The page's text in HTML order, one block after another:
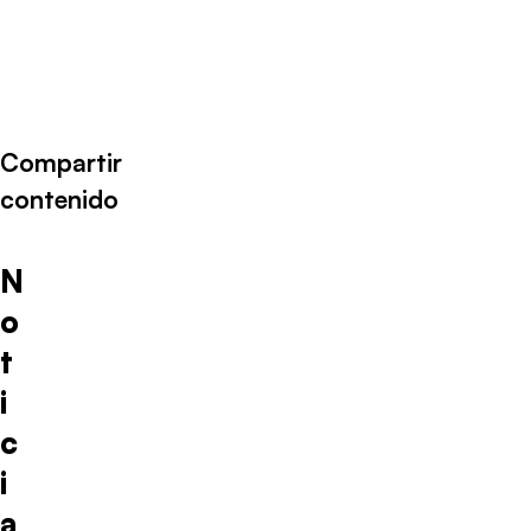
Compartir
contenido
N
o
t
i
c
i
a